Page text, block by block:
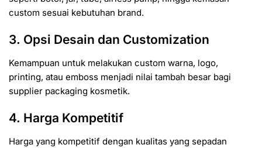
custom sesuai kebutuhan brand.
3. Opsi Desain dan Customization
Kemampuan untuk melakukan custom warna, logo,
printing, atau emboss menjadi nilai tambah besar bagi
supplier packaging kosmetik.
4. Harga Kompetitif
Harga yang kompetitif dengan kualitas yang sepadan